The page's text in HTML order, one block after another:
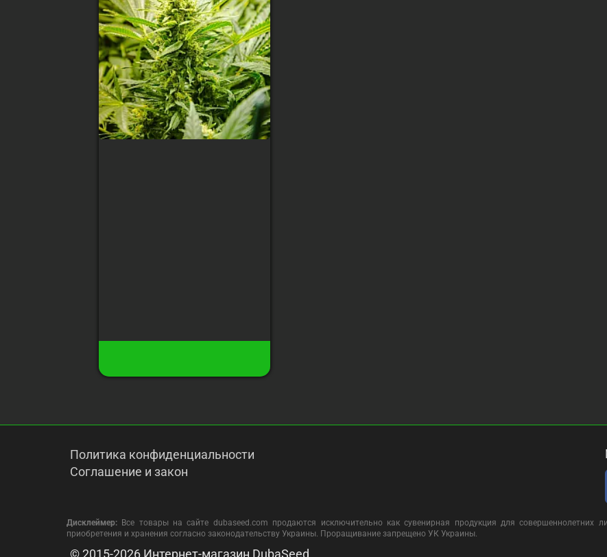
Политика конфиденциальности
Соглашение и закон
Дисклеймер: Все товары на сайте dubaseed.com продаются исключительно как сувенирная продукция для
приобретения и хранения согласно законодательству Украины. Проращивание запрещено УК Украины.
© 2015-2026 Интернет-магазин DubaSeed